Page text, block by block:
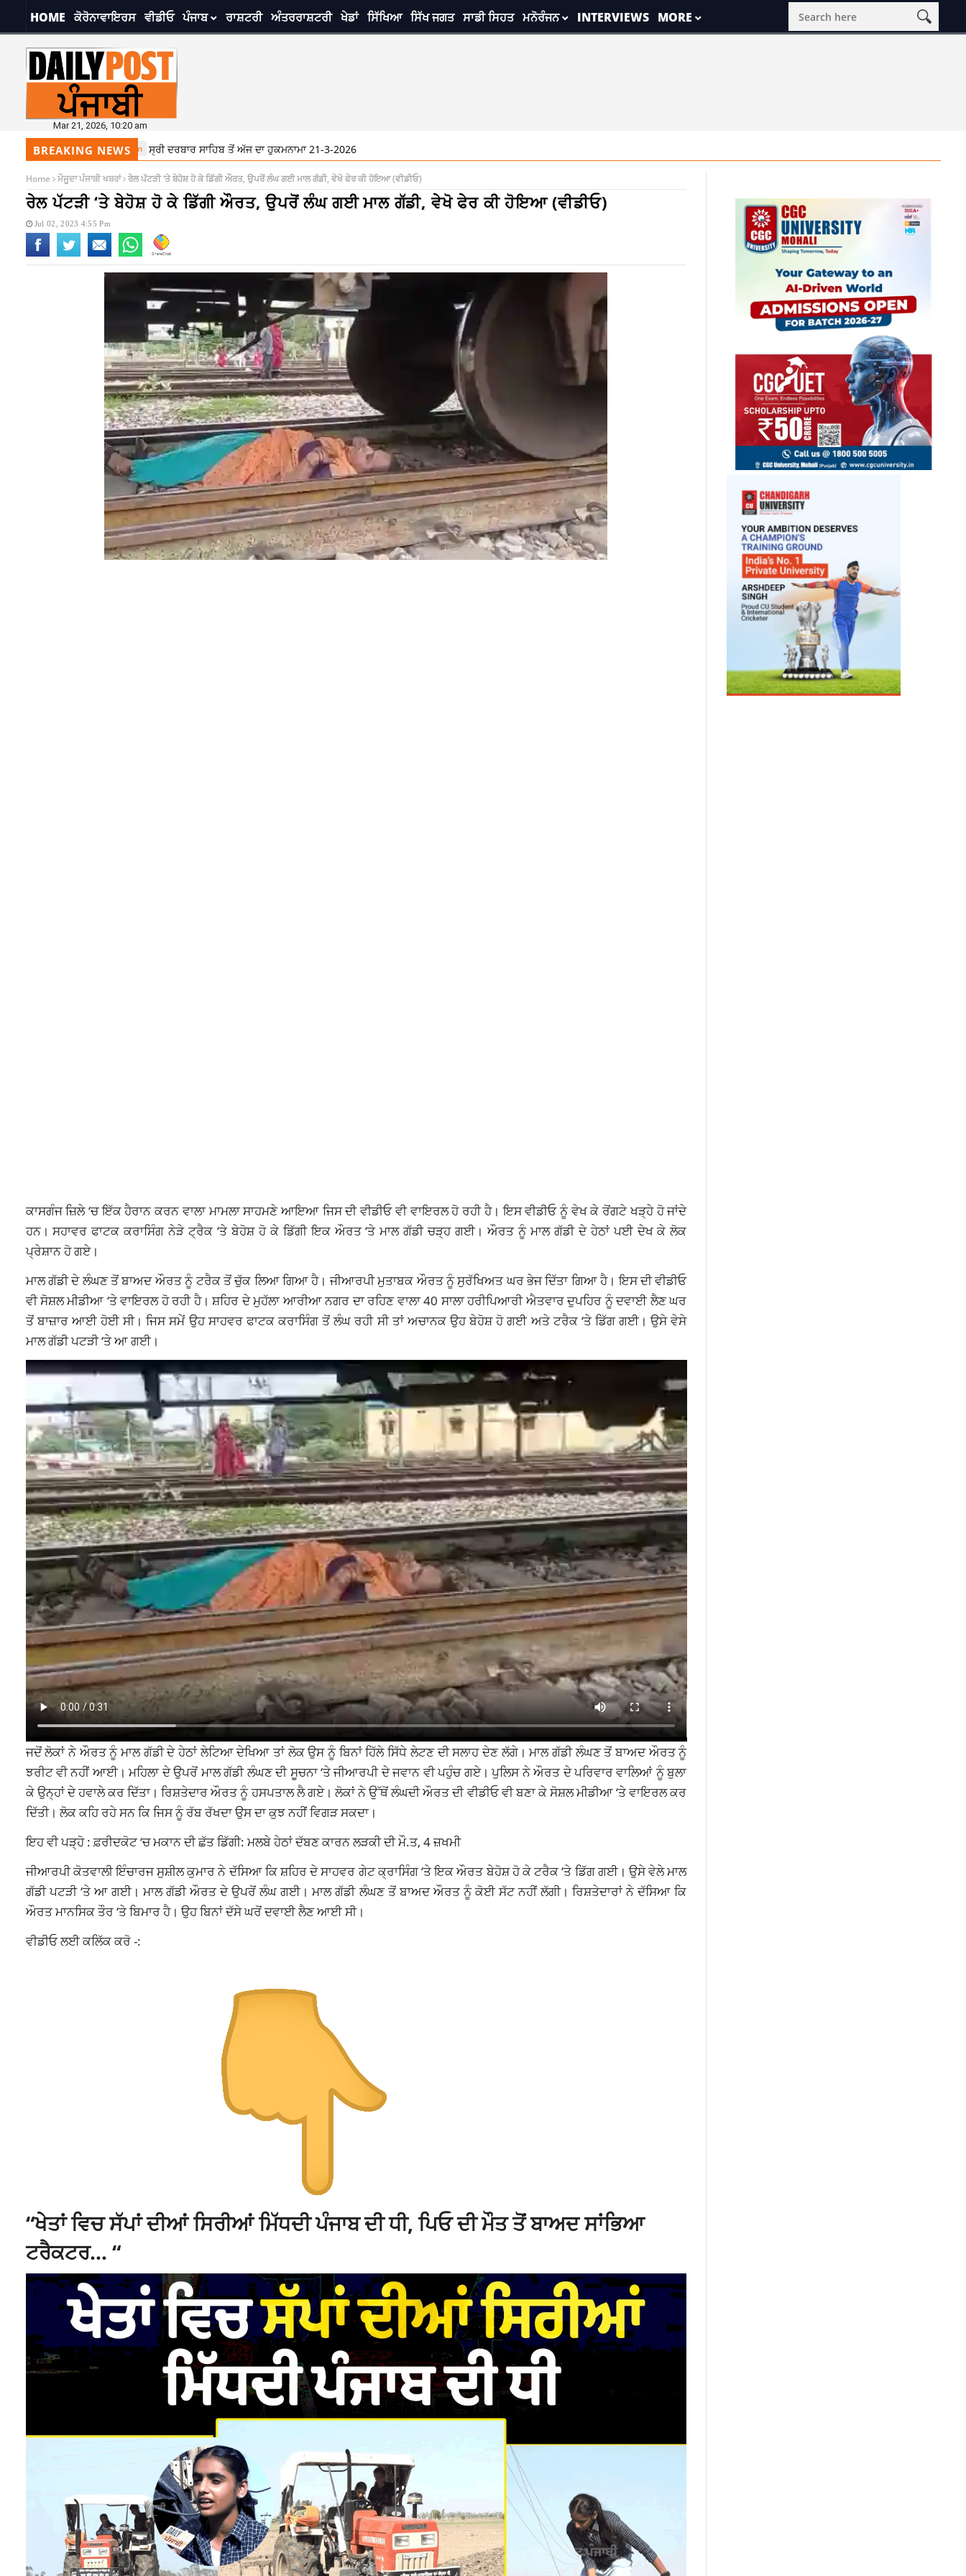
HOME ਕੋਰੋਨਾਵਾਇਰਸ ਵੀਡੀਓ ਪੰਜਾਬ ਰਾਸ਼ਟਰੀ ਅੰਤਰਰਾਸ਼ਟਰੀ ਖੇਡਾਂ ਸਿੱਖਿਆ ਸਿੱਖ ਜਗਤ ਸਾਡੀ ਸਿਹਤ ਮਨੋਰੰਜਨ INTERVIEWS MORE
Mar 21, 2026, 10:20 am
BREAKING NEWS
9:41 am ਸ੍ਰੀ ਦਰਬਾਰ ਸਾਹਿਬ ਤੋਂ ਅੱਜ ਦਾ ਹੁਕਮਨਾਮਾ 21-3-2026
Home ਮੌਜੂਦਾ ਪੰਜਾਬੀ ਖਬਰਾਂ ਰੇਲ ਪੱਟੜੀ ‘ਤੇ ਬੇਹੋਸ਼ ਹੋ ਕੇ ਡਿੱਗੀ ਔਰਤ, ਉਪਰੋਂ ਲੰਘ ਗਈ ਮਾਲ ਗੱਡੀ, ਵੇਖੋ ਫੇਰ ਕੀ ਹੋਇਆ (ਵੀਡੀਓ)
ਰੇਲ ਪੱਟੜੀ ‘ਤੇ ਬੇਹੋਸ਼ ਹੋ ਕੇ ਡਿੱਗੀ ਔਰਤ, ਉਪਰੋਂ ਲੰਘ ਗਈ ਮਾਲ ਗੱਡੀ, ਵੇਖੋ ਫੇਰ ਕੀ ਹੋਇਆ (ਵੀਡੀਓ)
Jul 02, 2023 4:55 Pm
ਕਾਸਗੰਜ ਜ਼ਿਲੇ ‘ਚ ਇੱਕ ਹੈਰਾਨ ਕਰਨ ਵਾਲਾ ਮਾਮਲਾ ਸਾਹਮਣੇ ਆਇਆ ਜਿਸ ਦੀ ਵੀਡੀਓ ਵੀ ਵਾਇਰਲ ਹੋ ਰਹੀ ਹੈ। ਇਸ ਵੀਡੀਓ ਨੂੰ ਵੇਖ ਕੇ ਰੋਂਗਟੇ ਖੜ੍ਹੇ ਹੋ ਜਾਂਦੇ
ਹਨ। ਸਹਾਵਰ ਫਾਟਕ ਕਰਾਸਿੰਗ ਨੇੜੇ ਟ੍ਰੈਕ ‘ਤੇ ਬੇਹੋਸ਼ ਹੋ ਕੇ ਡਿੱਗੀ ਇਕ ਔਰਤ ‘ਤੇ ਮਾਲ ਗੱਡੀ ਚੜ੍ਹ ਗਈ। ਔਰਤ ਨੂੰ ਮਾਲ ਗੱਡੀ ਦੇ ਹੇਠਾਂ ਪਈ ਦੇਖ ਕੇ ਲੋਕ
ਪ੍ਰੇਸ਼ਾਨ ਹੋ ਗਏ।
ਮਾਲ ਗੱਡੀ ਦੇ ਲੰਘਣ ਤੋਂ ਬਾਅਦ ਔਰਤ ਨੂੰ ਟਰੈਕ ਤੋਂ ਚੁੱਕ ਲਿਆ ਗਿਆ ਹੈ। ਜੀਆਰਪੀ ਮੁਤਾਬਕ ਔਰਤ ਨੂੰ ਸੁਰੱਖਿਅਤ ਘਰ ਭੇਜ ਦਿੱਤਾ ਗਿਆ ਹੈ। ਇਸ ਦੀ ਵੀਡੀਓ
ਵੀ ਸੋਸ਼ਲ ਮੀਡੀਆ ‘ਤੇ ਵਾਇਰਲ ਹੋ ਰਹੀ ਹੈ। ਸ਼ਹਿਰ ਦੇ ਮੁਹੱਲਾ ਆਰੀਆ ਨਗਰ ਦਾ ਰਹਿਣ ਵਾਲਾ 40 ਸਾਲਾ ਹਰੀਪਿਆਰੀ ਐਤਵਾਰ ਦੁਪਹਿਰ ਨੂੰ ਦਵਾਈ ਲੈਣ ਘਰ
ਤੋਂ ਬਾਜ਼ਾਰ ਆਈ ਹੋਈ ਸੀ। ਜਿਸ ਸਮੇਂ ਉਹ ਸਾਹਵਰ ਫਾਟਕ ਕਰਾਸਿੰਗ ਤੋਂ ਲੰਘ ਰਹੀ ਸੀ ਤਾਂ ਅਚਾਨਕ ਉਹ ਬੇਹੋਸ਼ ਹੋ ਗਈ ਅਤੇ ਟਰੈਕ ‘ਤੇ ਡਿੱਗ ਗਈ। ਉਸੇ ਵੇਸੇ
ਮਾਲ ਗੱਡੀ ਪਟੜੀ ‘ਤੇ ਆ ਗਈ।
ਜਦੋਂ ਲੋਕਾਂ ਨੇ ਔਰਤ ਨੂੰ ਮਾਲ ਗੱਡੀ ਦੇ ਹੇਠਾਂ ਲੇਟਿਆ ਦੇਖਿਆ ਤਾਂ ਲੋਕ ਉਸ ਨੂੰ ਬਿਨਾਂ ਹਿੱਲੇ ਸਿੱਧੇ ਲੇਟਣ ਦੀ ਸਲਾਹ ਦੇਣ ਲੱਗੇ। ਮਾਲ ਗੱਡੀ ਲੰਘਣ ਤੋਂ ਬਾਅਦ ਔਰਤ ਨੂੰ
ਝਰੀਟ ਵੀ ਨਹੀਂ ਆਈ। ਮਹਿਲਾ ਦੇ ਉਪਰੋਂ ਮਾਲ ਗੱਡੀ ਲੰਘਣ ਦੀ ਸੂਚਨਾ ‘ਤੇ ਜੀਆਰਪੀ ਦੇ ਜਵਾਨ ਵੀ ਪਹੁੰਚ ਗਏ। ਪੁਲਿਸ ਨੇ ਔਰਤ ਦੇ ਪਰਿਵਾਰ ਵਾਲਿਆਂ ਨੂੰ ਬੁਲਾ
ਕੇ ਉਨ੍ਹਾਂ ਦੇ ਹਵਾਲੇ ਕਰ ਦਿੱਤਾ। ਰਿਸ਼ਤੇਦਾਰ ਔਰਤ ਨੂੰ ਹਸਪਤਾਲ ਲੈ ਗਏ। ਲੋਕਾਂ ਨੇ ਉੱਥੋਂ ਲੰਘਦੀ ਔਰਤ ਦੀ ਵੀਡੀਓ ਵੀ ਬਣਾ ਕੇ ਸੋਸ਼ਲ ਮੀਡੀਆ ‘ਤੇ ਵਾਇਰਲ ਕਰ
ਦਿੱਤੀ। ਲੋਕ ਕਹਿ ਰਹੇ ਸਨ ਕਿ ਜਿਸ ਨੂੰ ਰੱਬ ਰੱਖਦਾ ਉਸ ਦਾ ਕੁਝ ਨਹੀਂ ਵਿਗੜ ਸਕਦਾ।
ਇਹ ਵੀ ਪੜ੍ਹੋ : ਫ਼ਰੀਦਕੋਟ ‘ਚ ਮਕਾਨ ਦੀ ਛੱਤ ਡਿੱਗੀ: ਮਲਬੇ ਹੇਠਾਂ ਦੱਬਣ ਕਾਰਨ ਲੜਕੀ ਦੀ ਮੌ.ਤ, 4 ਜ਼ਖਮੀ
ਜੀਆਰਪੀ ਕੋਤਵਾਲੀ ਇੰਚਾਰਜ ਸੁਸ਼ੀਲ ਕੁਮਾਰ ਨੇ ਦੱਸਿਆ ਕਿ ਸ਼ਹਿਰ ਦੇ ਸਾਹਵਰ ਗੇਟ ਕ੍ਰਾਸਿੰਗ ‘ਤੇ ਇਕ ਔਰਤ ਬੇਹੋਸ਼ ਹੋ ਕੇ ਟਰੈਕ ‘ਤੇ ਡਿੱਗ ਗਈ। ਉਸੇ ਵੇਲੇ ਮਾਲ
ਗੱਡੀ ਪਟੜੀ ‘ਤੇ ਆ ਗਈ। ਮਾਲ ਗੱਡੀ ਔਰਤ ਦੇ ਉਪਰੋਂ ਲੰਘ ਗਈ। ਮਾਲ ਗੱਡੀ ਲੰਘਣ ਤੋਂ ਬਾਅਦ ਔਰਤ ਨੂੰ ਕੋਈ ਸੱਟ ਨਹੀਂ ਲੱਗੀ। ਰਿਸ਼ਤੇਦਾਰਾਂ ਨੇ ਦੱਸਿਆ ਕਿ
ਔਰਤ ਮਾਨਸਿਕ ਤੌਰ ‘ਤੇ ਬਿਮਾਰ ਹੈ। ਉਹ ਬਿਨਾਂ ਦੱਸੇ ਘਰੋਂ ਦਵਾਈ ਲੈਣ ਆਈ ਸੀ।
ਵੀਡੀਓ ਲਈ ਕਲਿੱਕ ਕਰੋ -:
“ਖੇਤਾਂ ਵਿਚ ਸੱਪਾਂ ਦੀਆਂ ਸਿਰੀਆਂ ਮਿੱਧਦੀ ਪੰਜਾਬ ਦੀ ਧੀ, ਪਿਓ ਦੀ ਮੌਤ ਤੋਂ ਬਾਅਦ ਸਾਂਭਿਆ
ਟਰੈਕਟਰ… “